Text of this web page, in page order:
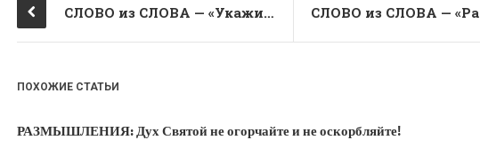
o ss
ki
СЛОВО из СЛОВА — «Укажи мне пути Твои, направь и научи меня…»
ПОХОЖИЕ СТАТЬИ
РАЗМЫШЛЕНИЯ: Дух Святой не огорчайте и не оскорбляйте!